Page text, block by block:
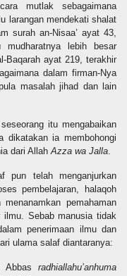
mutlak sebagaimana
larangan mendekati shalat
surah an-Nisaa’ ayat 43,
mudharatnya lebih besar
Baqarah ayat 219, terakhir
dalam firman-Nya
masalah jihad dan lain
itu mengabaikan
dikatakan ia membohongi
dari AllahAzza wa Jalla.
pun telah menganjurkan
pembelajaran, halaqoh
pemahaman
Sebab manusia tidak
penerimaan ilmu dan
ulama salaf diantaranya:
Abbas radhiallahu’anhuma